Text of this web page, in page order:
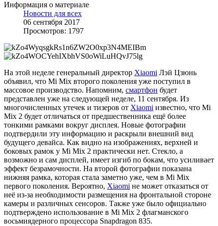
Информация о материале
Новости для всех
06 сентября 2017
Просмотров: 1797
На этой неделе генеральный директор Xiaomi Лэй Цзюнь
объявил, что Mi Mix второго поколения уже поступил в
массовое производство. Напомним, смартфон будет
представлен уже на следующей неделе, 11 сентября. Из
многочисленных утечек и тизеров от Xiaomi известно, что Mi
Mix 2 будет отличаться от предшественника ещё более
тонкими рамками вокруг дисплея. Новые фотографии
подтвердили эту информацию и раскрыли внешний вид
будущего девайса. Как видно на изображениях, верхней и
боковых рамок у Mi Mix 2 практически нет. Стекло, а
возможно и сам дисплей, имеет изгиб по бокам, что усиливает
эффект безрамочности. На второй фотографии показана
нижняя рамка, которая стала заметно уже, чем в Mi Mix
первого поколения. Вероятно, Xiaomi не может отказаться от
неё из-за необходимости размещения на фронтальной стороне
камеры и различных сенсоров. Также уже было официально
подтверждено использование в Mi Mix 2 флагманского
восьмиядерного процессора Snapdragon 835.